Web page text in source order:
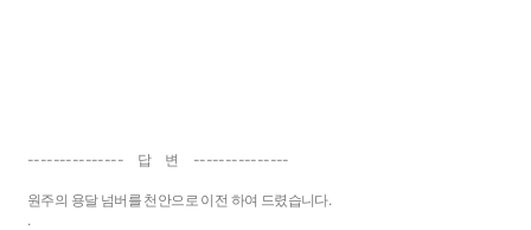
--------------- 답 변 ---------------
원주의 용달 넘버를 천안으로 이전 하여 드렸습니다.
.